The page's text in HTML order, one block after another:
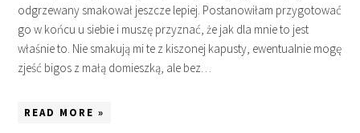
odgrzewany smakował jeszcze lepiej. Postanowiłam przygotować
go w końcu u siebie i muszę przyznać, że jak dla mnie to jest
właśnie to. Nie smakują mi te z kiszonej kapusty, ewentualnie mogę
zjeść bigos z małą domieszką, ale bez…
READ MORE »